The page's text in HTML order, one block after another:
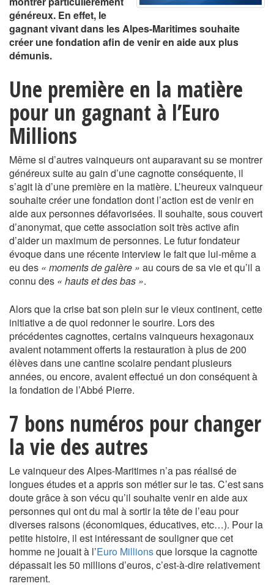
généreux. En effet, le
gagnant vivant dans les Alpes-Maritimes souhaite
créer une fondation afin de venir en aide aux plus
démunis.
Une première en la matière
pour un gagnant à l’Euro
Millions
Même si d’autres vainqueurs ont auparavant su se montrer
généreux suite au gain d’une cagnotte conséquente, il
s’agit là d’une première en la matière. L’heureux vainqueur
souhaite créer une fondation dont l’action est de venir en
aide aux personnes défavorisées. Il souhaite, sous couvert
d’anonymat, que cette association soit très active afin
d’aider un maximum de personnes. Le futur fondateur
évoque dans une récente interview le fait que lui-même a
eu des « moments de galère » au cours de sa vie et qu’il a
connu des « hauts et des bas ».
Alors que la crise bat son plein sur le vieux continent, cette
initiative a de quoi redonner le sourire. Lors des
précédentes cagnottes, certains vainqueurs hexagonaux
avaient notamment offerts la restauration à plus de 200
élèves dans une cantine scolaire pendant plusieurs
années, ou encore, avaient effectué un don conséquent à
la fondation de l’Abbé Pierre.
7 bons numéros pour changer
la vie des autres
Le vainqueur des Alpes-Maritimes n’a pas réalisé de
longues études et a appris son métier sur le tas. C’est sans
doute grâce à son vécu qu’il souhaite venir en aide aux
personnes qui ont du mal à sortir la tête de l’eau pour
diverses raisons (économiques, éducatives, etc…). Pour la
petite histoire, il est intéressant de souligner que cet
homme ne jouait à l’Euro Millionsque lorsque la cagnotte
dépassait les 50 millions d’euros, c’est-à-dire relativement
rarement.